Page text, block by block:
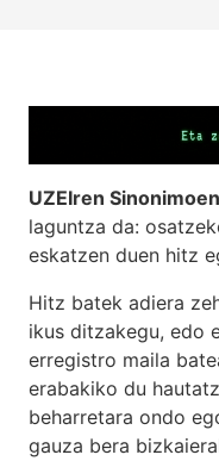
UZEIren
laguntza da:
eskatzen duen hitz
Hitz batek adiera
ikus ditzakegu, edo
erregistro maila
erabakiko du
beharretara ondo
gauza bera